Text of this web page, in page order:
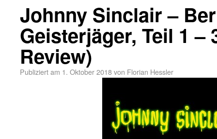
Johnny Sinclair –
Geisterjäger, Teil 1 –
Review)
Publiziert am 1. Oktober 2018von Florian Hessler